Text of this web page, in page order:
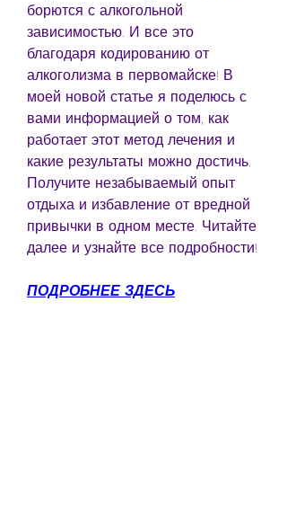
борются с алкогольной
зависимостью. И все это
благодаря кодированию от
алкоголизма в первомайске! В
моей новой статье я поделюсь с
вами информацией о том, как
работает этот метод лечения и
какие результаты можно достичь.
Получите незабываемый опыт
отдыха и избавление от вредной
привычки в одном месте. Читайте
далее и узнайте все подробности!
ПОДРОБНЕЕ ЗДЕСЬ